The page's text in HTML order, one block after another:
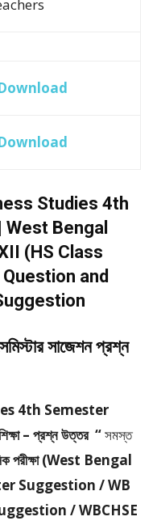
Studies 4th
Bengal
(HS Class
and
সাজেশন প্রশ্ন
4th Semester
– প্রশ্ন উত্তর “সমস্ত
পরীক্ষা (West Bengal
Suggestion / WB
/ WBCHSE